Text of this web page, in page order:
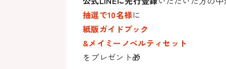
抽選で10名様に
紙版ガイドブック
&メイミーノベルティセット
をプレゼント🎁